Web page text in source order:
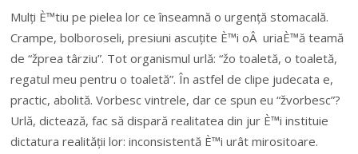
Mulți È™tiu pe pielea lor ce înseamnă o urgență stomacală.
Crampe, bolboroseli, presiuni ascuțite È™i oÂ uriaÈ™ă teamă
de “žprea târziu”. Tot organismul urlă: “žo toaletă, o toaletă,
regatul meu pentru o toaletă”. În astfel de clipe judecata e,
practic, abolită. Vorbesc vintrele, dar ce spun eu “žvorbesc”?
Urlă, dictează, fac să dispară realitatea din jur È™i instituie
dictatura realității lor: inconsistentă È™i urât mirositoare.